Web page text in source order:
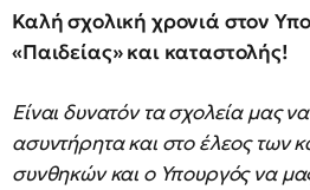
Καλή σχολική χρονιά στον
«Παιδείας» και καταστολής!
Είναι δυνατόν τα σχολεία μας να
ασυντήρητα και στο έλεος των
συνθηκών και ο Υπουργός να